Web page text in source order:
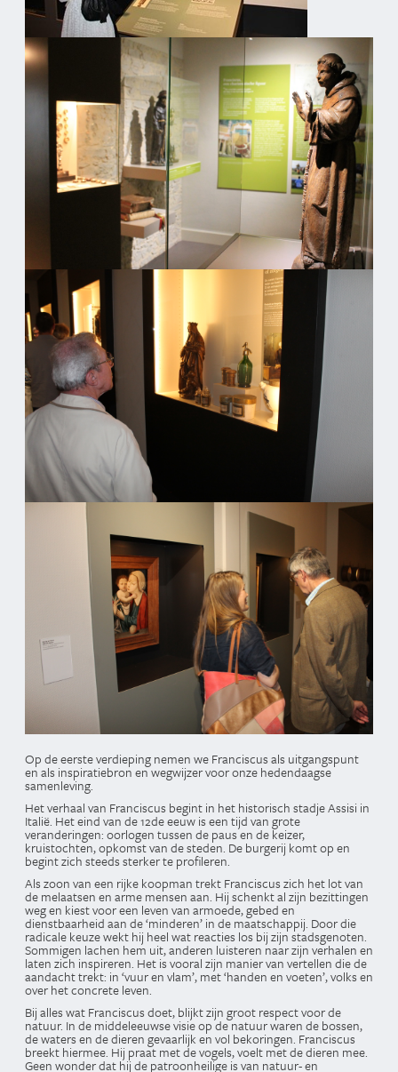
Op de eerste verdieping nemen we Franciscus als uitgangspunt
en als inspiratiebron en wegwijzer voor onze hedendaagse
samenleving.
Het verhaal van Franciscus begint in het historisch stadje Assisi in
Italië. Het eind van de 12de eeuw is een tijd van grote
veranderingen: oorlogen tussen de paus en de keizer,
kruistochten, opkomst van de steden. De burgerij komt op en
begint zich steeds sterker te profileren.
Als zoon van een rijke koopman trekt Franciscus zich het lot van
de melaatsen en arme mensen aan. Hij schenkt al zijn bezittingen
weg en kiest voor een leven van armoede, gebed en
dienstbaarheid aan de ‘minderen’ in de maatschappij. Door die
radicale keuze wekt hij heel wat reacties los bij zijn stadsgenoten.
Sommigen lachen hem uit, anderen luisteren naar zijn verhalen en
laten zich inspireren. Het is vooral zijn manier van vertellen die de
aandacht trekt: in ‘vuur en vlam’, met ‘handen en voeten’, volks en
over het concrete leven.
Bij alles wat Franciscus doet, blijkt zijn groot respect voor de
natuur. In de middeleeuwse visie op de natuur waren de bossen,
de waters en de dieren gevaarlijk en vol bekoringen. Franciscus
breekt hiermee. Hij praat met de vogels, voelt met de dieren mee.
Geen wonder dat hij de patroonheilige is van natuur- en